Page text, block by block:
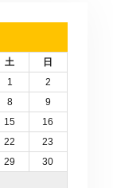
土
日
1
2
8
9
15
16
22
23
29
30